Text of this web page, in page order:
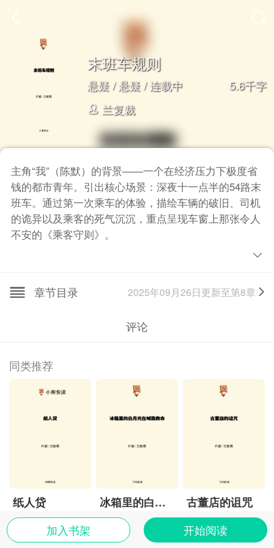
末班车规则
悬疑 /悬疑 / 连载中
兰复裁
5.6千字
主角“我”（陈默）的背景——一个在经济压力下极度省
钱的都市青年。引出核心场景：深夜十一点半的54路末
班车。通过第一次乘车的体验，描绘车辆的破旧、司机
的诡异以及乘客的死气沉沉，重点呈现车窗上那张令人
不安的《乘客守则》。
章节目录 2025年09月26日更新至第8章
评论
同类推荐
纸人贷 冰箱里的白月光在喊我救命 古董店的诅咒
加入书架 开始阅读